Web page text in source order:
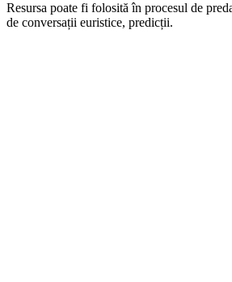
Resursa poate fi folosită în procesul de
de conversații euristice, predicții.